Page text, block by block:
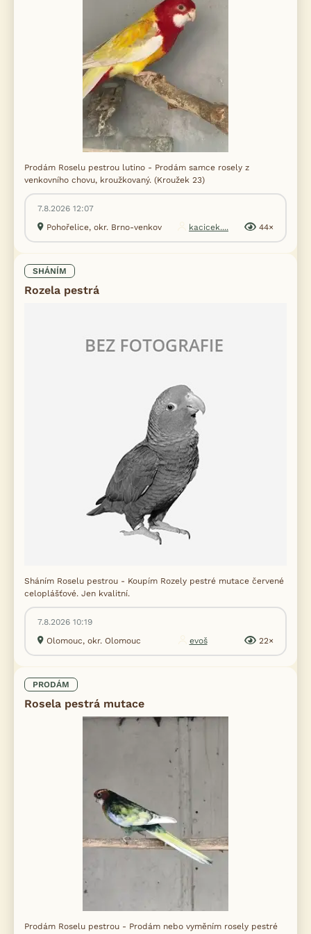
Prodám Roselu pestrou lutino - Prodám samce rosely z
venkovního chovu, kroužkovaný. (Kroužek 23)
7.8.2026 12:07
Pohořelice, okr. Brno-venkov
kacicek.... 44×
SHÁNÍM
Rozela pestrá
Sháním Roselu pestrou - Koupím Rozely pestré mutace červené
celoplášťové. Jen kvalitní.
7.8.2026 10:19
Olomouc, okr. Olomouc
evoš 22×
PRODÁM
Rosela pestrá mutace
Prodám Roselu pestrou - Prodám nebo vyměním rosely pestré